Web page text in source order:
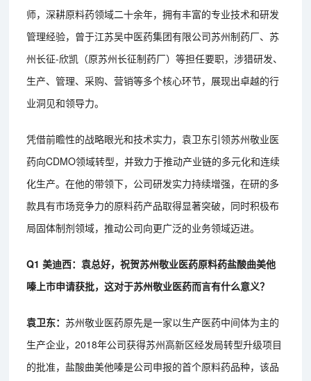
师，深耕原料药领域二十余年，拥有丰富的专业技术和研发
管理经验，曾于江苏吴中医药集团有限公司苏州制药厂、苏
州长征-欣凯（原苏州长征制药厂）等担任要职，涉猎研发、
生产、管理、采购、营销等多个核心环节，展现出卓越的行
业洞见和领导力。
凭借前瞻性的战略眼光和技术实力，袁卫东引领苏州敬业医
药向CDMO领域转型，并致力于推动产业链的多元化和连续
化生产。在他的带领下，公司研发实力持续增强，在研的多
款具有市场竞争力的原料药产品取得显著突破，同时积极布
局固体制剂领域，推动公司向更广泛的业务领域迈进。
Q1 美迪西：袁总好，祝贺苏州敬业医药原料药盐酸曲美他
嗪上市申请获批，这对于苏州敬业医药而言有什么意义？
袁卫东：苏州敬业医药原先是一家以生产医药中间体为主的
生产企业，2018年公司获得苏州高新区经发局转型升级项目
的批准，盐酸曲美他嗪是公司申报的首个原料药品种，该品